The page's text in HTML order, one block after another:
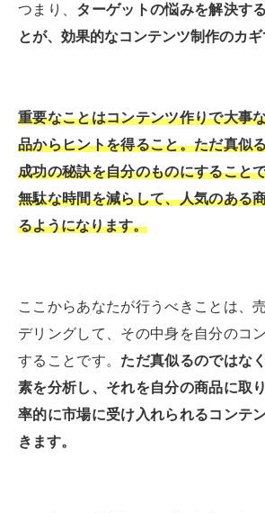
つまり、 ターゲットの悩みを解決す
とが、効果的なコンテンツ制作のカギ
重要なことはコンテンツ作りで大事
品からヒントを得ること。ただ真似
成功の秘訣を自分のものにすること
無駄な時間を減らして、人気のある
るようになります。
ここからあなたが行うべきことは、
デリングして、その中身を自分のコ
することです。 ただ真似るのではな
素を分析し、それを自分の商品に取
率的に市場に受け入れられるコンテ
きます。